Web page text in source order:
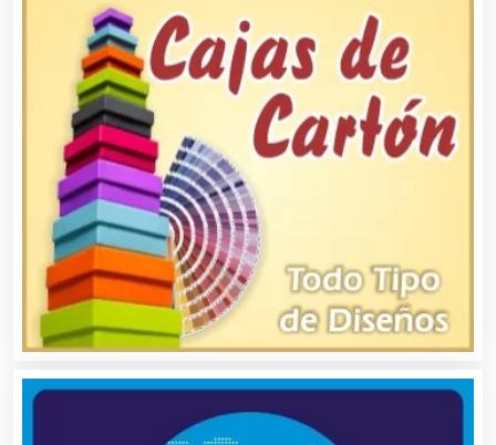
Asilos
Asociaciones Civiles
Asociaciones Empresariales
Audio, Sonido e Iluminación
Audios para Eventos
Autobuses